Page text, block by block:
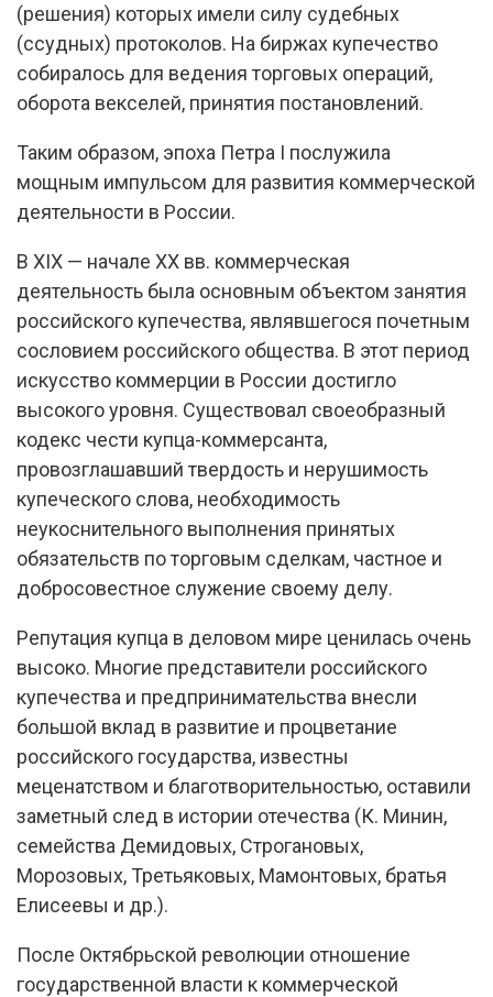
(решения) которых имели силу судебных
(ссудных) протоколов. На биржах купечество
собиралось для ведения торговых операций,
оборота векселей, принятия постановлений.
Таким образом, эпоха Петра I послужила
мощным импульсом для развития коммерческой
деятельности в России.
В XIX — начале XX вв. коммерческая
деятельность была основным объектом занятия
российского купечества, являвшегося почетным
сословием российского общества. В этот период
искусство коммерции в России достигло
высокого уровня. Существовал своеобразный
кодекс чести купца-коммерсанта,
провозглашавший твердость и нерушимость
купеческого слова, необходимость
неукоснительного выполнения принятых
обязательств по торговым сделкам, частное и
добросовестное служение своему делу.
Репутация купца в деловом мире ценилась очень
высоко. Многие представители российского
купечества и предпринимательства внесли
большой вклад в развитие и процветание
российского государства, известны
меценатством и благотворительностью, оставили
заметный след в истории отечества (К. Минин,
семейства Демидовых, Строгановых,
Морозовых, Третьяковых, Мамонтовых, братья
Елисеевы и др.).
После Октябрьской революции отношение
государственной власти к коммерческой